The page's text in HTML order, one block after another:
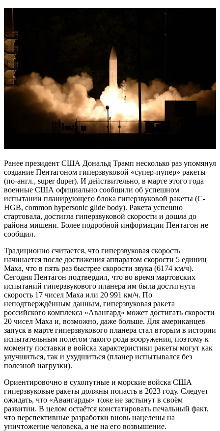
Ранее президент США Дональд Трамп несколько раз упомянул
создание Пентагоном гиперзвуковой «супер-пупер» ракеты
(по-англ., super duper). И действительно, в марте этого года
военные США официально сообщили об успешном
испытании планирующего блока гиперзвуковой ракеты (C-
HGB, common hypersonic glide body). Ракета успешно
стартовала, достигла гиперзвуковой скорости и дошла до
района мишени. Более подробной информации Пентагон не
сообщил.
Традиционно считается, что гиперзвуковая скорость
начинается после достижения аппаратом скорости 5 единиц
Маха, что в пять раз быстрее скорости звука (6174 км/ч).
Сегодня Пентагон подтвердил, что во время мартовских
испытаний гиперзвукового планера им была достигнута
скорость 17 чисел Маха или 20 991 км/ч. По
неподтверждённым данным, гиперзвуковая ракета
российского комплекса «Авангард» может достигать скорости
20 чисел Маха и, возможно, даже больше. Для американцев
запуск в марте гиперзвукового планера стал вторым в истории
испытательным полётом такого рода вооружения, поэтому к
моменту поставки в войска характеристики ракеты могут как
улучшиться, так и ухудшиться (планер испытывался без
полезной нагрузки).
Ориентировочно в сухопутные и морские войска США
гиперзвуковые ракеты должны попасть в 2023 году. Следует
ожидать, что «Авангарды» тоже не застынут в своём
развитии. В целом остаётся констатировать печальный факт,
что перспективные разработки вновь нацелены на
уничтожение человека, а не на его возвышение.